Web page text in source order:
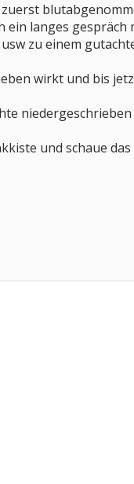
ein langes gespräch
zu einem
wirkt und bis
und schaue